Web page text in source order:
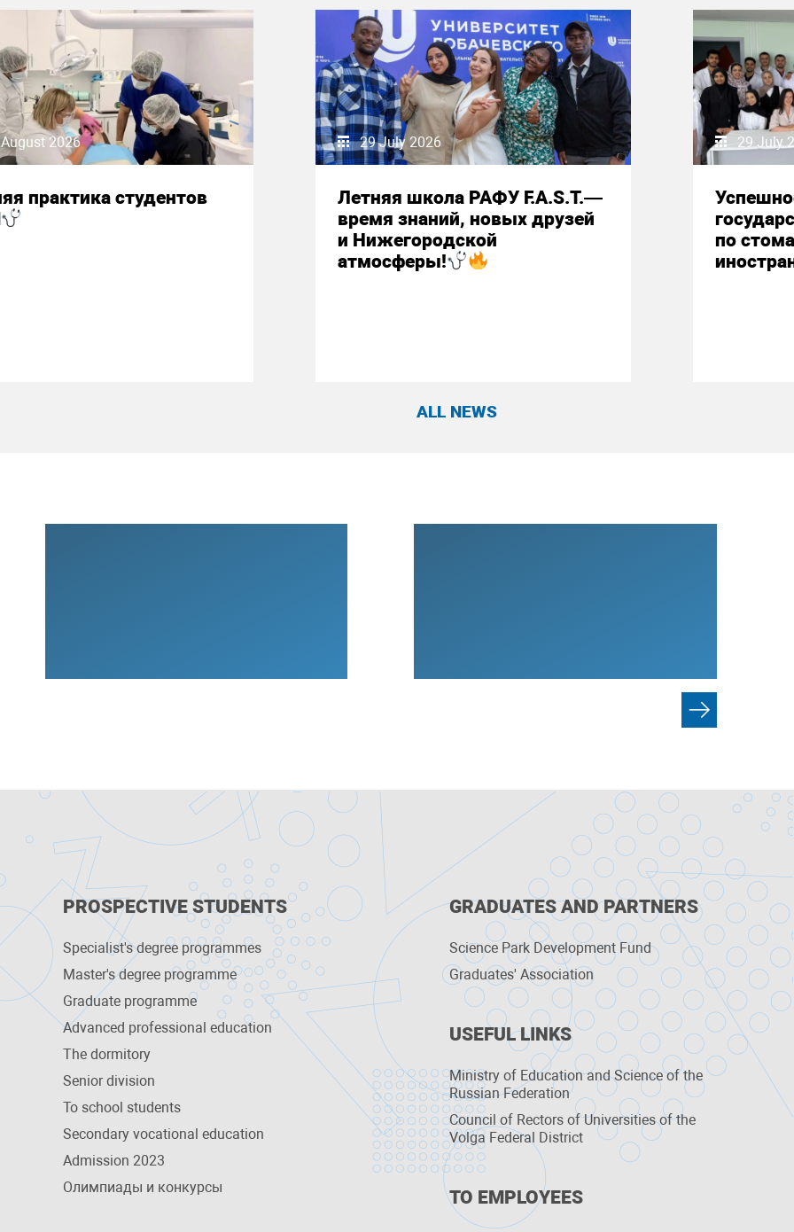
2026
практика студентов
29 July 2026
Летняя школа РАФУ F.A.S.T.—
время знаний, новых друзей
и Нижегородской
атмосферы!
29 July
по
ALL NEWS
PROSPECTIVE STUDENTS
Specialist's degree programmes
Master's degree programme
Graduate programme
Advanced professional education
The dormitory
Senior division
To school students
Secondary vocational education
Admission 2023
Олимпиады и конкурсы
GRADUATES AND PARTNERS
Science Park Development Fund
Graduates' Association
USEFUL LINKS
Ministry of Education and Science of the
Russian Federation
Council of Rectors of Universities of the
Volga Federal District
TO EMPLOYEES